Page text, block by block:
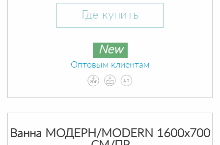
Где купить
New
Оптовым клиентам
Ванна МОДЕРН/MODERN 1600х700